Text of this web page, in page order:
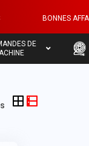
BONNES –
DE